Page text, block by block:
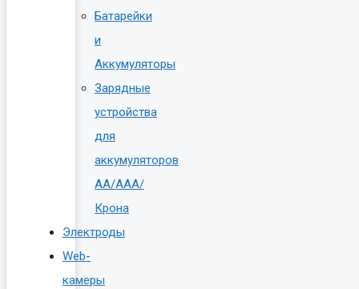
Батарейки
и
Аккумуляторы
Зарядные
устройства
для
аккумуляторов
AA/AAA/
Крона
Электроды
Web-
камеры